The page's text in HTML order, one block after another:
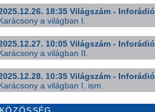
18:35 Világszám - Inforádió
a világban I.
10:05 Világszám - Inforádió
a világban II.
10:35 Világszám - Inforádió
a világban I. ism.